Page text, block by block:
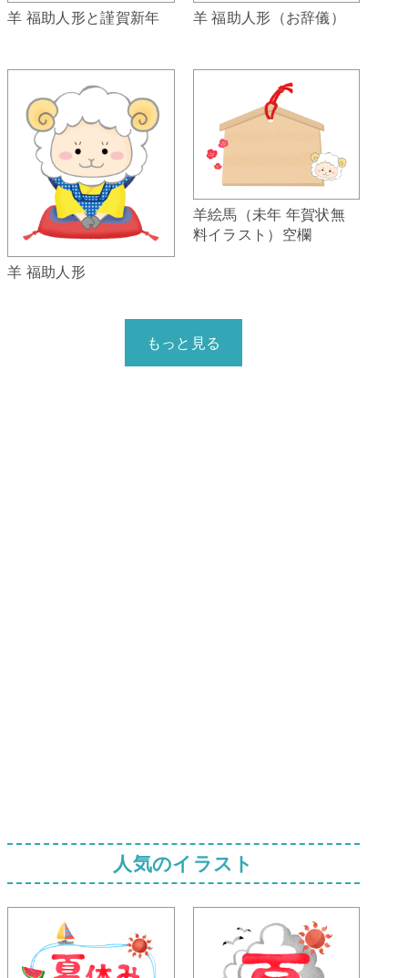
羊 福助人形と謹賀新年 羊 福助人形（お辞儀）
羊 福助人形
羊絵馬（未年 年賀状無
料イラスト）空欄
もっと見る
人気のイラスト